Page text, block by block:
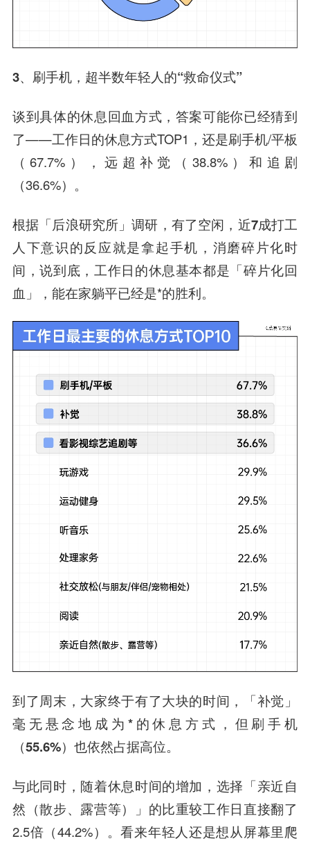
3、刷手机，超半数年轻人的“救命仪式”
谈到具体的休息回血方式，答案可能你已经猜到
了——工作日的休息方式TOP1，还是刷手机/平板
（67.7%），远超补觉（38.8%）和追剧
（36.6%）。
根据「后浪研究所」调研，有了空闲， 近7成打工
人下意识的反应就是拿起手机，消磨碎片化时
间，说到底，工作日的休息基本都是「碎片化回
血」，能在家躺平已经是*的胜利。
到了周末，大家终于有了大块的时间，
「补觉」
毫无悬念地成为*的休息方式，但刷手机
（55.6%）也依然占据高位。
与此同时，随着休息时间的增加，选择「亲近自
然（散步、露营等）」的比重较工作日直接翻了
2.5倍（44.2%）。看来年轻人还是想从屏幕里爬